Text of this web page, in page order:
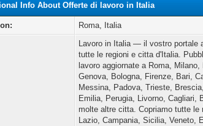
Info About Offerte di lavoro in Italia
Roma, Italia
Lavoro in Italia — il vostro portale
tutte le regioni e citta d'Italia.
lavoro aggiornate a Roma,
Genova, Bologna, Firenze, Bari,
Messina, Padova, Trieste,
Emilia, Perugia, Livorno, Cagliari,
molte altre citta. Copriamo tutte
Lazio, Campania, Sicilia, Veneto,